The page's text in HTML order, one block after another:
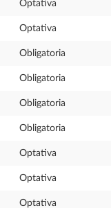
Optativa
Optativa
Obligatoria
Obligatoria
Obligatoria
Obligatoria
Optativa
Optativa
Optativa